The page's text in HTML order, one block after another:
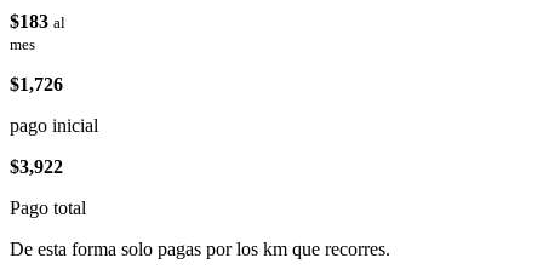
$183 al
mes
$1,726
pago inicial
$3,922
Pago total
De esta forma solo pagas por los km que recorres.